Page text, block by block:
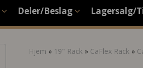
Deler/Beslag Lagersalg/
Hjem » 19" Rack» CaFlex Rack»